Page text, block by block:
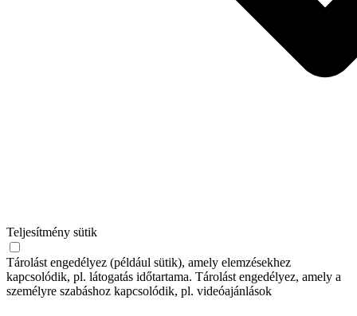
Teljesítmény sütik
Tárolást engedélyez (például sütik), amely elemzésekhez
kapcsolódik, pl. látogatás időtartama. Tárolást engedélyez, amely a
személyre szabáshoz kapcsolódik, pl. videóajánlások